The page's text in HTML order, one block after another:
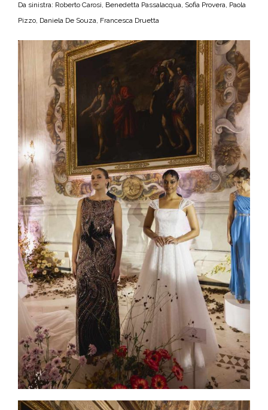
Da sinistra: Roberto Carosi, Benedetta Passalacqua, Sofia Provera, Paola
Pizzo, Daniela De Souza, Francesca Druetta